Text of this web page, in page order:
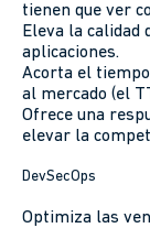
tienen que ver
Eleva la
aplicaciones.
Acorta el
al mercado (el
Ofrece una
elevar la
DevSecOps
Optimiza las